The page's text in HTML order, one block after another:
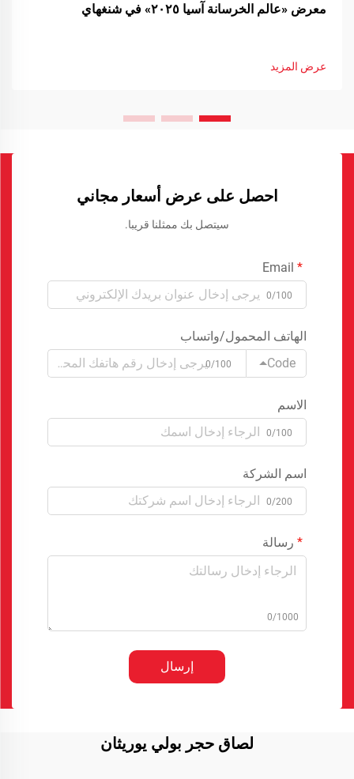
معرض «عالم الخرسانة آسيا ٢٠٢٥» في شنغهاي
عرض المزيد
احصل على عرض أسعار مجاني
سيتصل بك ممثلنا قريبا.
0/100
الهاتف المحمول/واتساب
Code
0/100
الاسم
0/100
اسم الشركة
0/200
رسالة
0/1000
إرسال
لصاق حجر بولي يوريثان